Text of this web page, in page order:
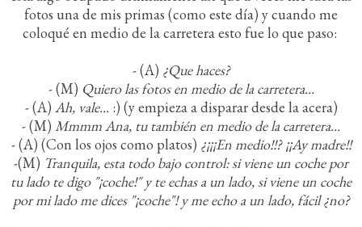
fotos una de mis primas (como este día) y cuando me
coloqué en medio de la carretera esto fue lo que paso:
- (A) ¿Que haces?
- (M) Quiero las fotos en medio de la carretera...
- (A) Ah, vale...:) (y empieza a disparar desde la acera)
- (M) Mmmm Ana, tu también en medio de la carretera...
- (A) (Con los ojos como platos) ¿¡¡¡En medio!!? ¡¡Ay madre!!
-(M) Tranquila, esta todo bajo control: si viene un coche por
tu lado te digo "¡coche!" y te echas a un lado, si viene un coche
por mi lado me dices "¡coche"! y me echo a un lado, fácil ¿no?